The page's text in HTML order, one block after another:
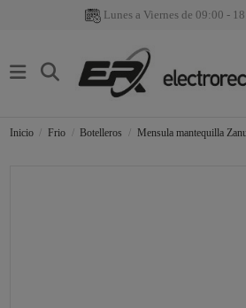
Lunes a Viernes de 09:00 -
Inicio Frio Botelleros Mensula mantequilla